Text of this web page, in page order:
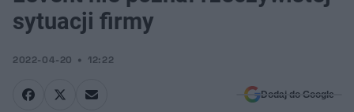
sytuacji firmy
2022-04-20 12:22
Dodaj do Google